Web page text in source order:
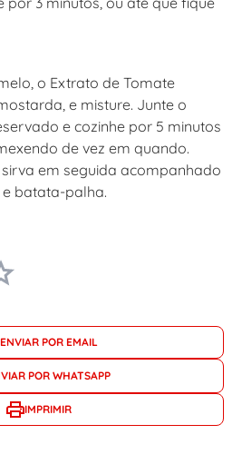
o Extrato de Tomate
e misture. Junte o
e cozinhe por 5 minutos
de vez em quando.
em seguida acompanhado
batata-palha.
ENVIAR POR EMAIL
POR WHATSAPP
IMPRIMIR